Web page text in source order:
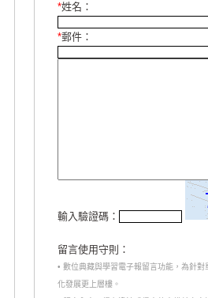
*姓名：
*郵件：
輸入驗證碼：
留言使用守則：
• 數位典藏與學習電子報留言功能，為針
化發展更上層樓。